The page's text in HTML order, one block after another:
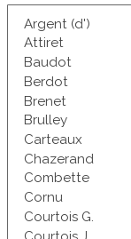
Argent (d')
Attiret
Baudot
Berdot
Brenet
Brulley
Carteaux
Chazerand
Combette
Cornu
Courtois G.